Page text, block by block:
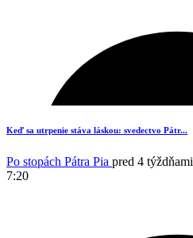
8
Keď sa utrpenie stáva láskou: svedectvo Pátr...
Po stopách Pátra Pia pred 4 týždňami
7:20